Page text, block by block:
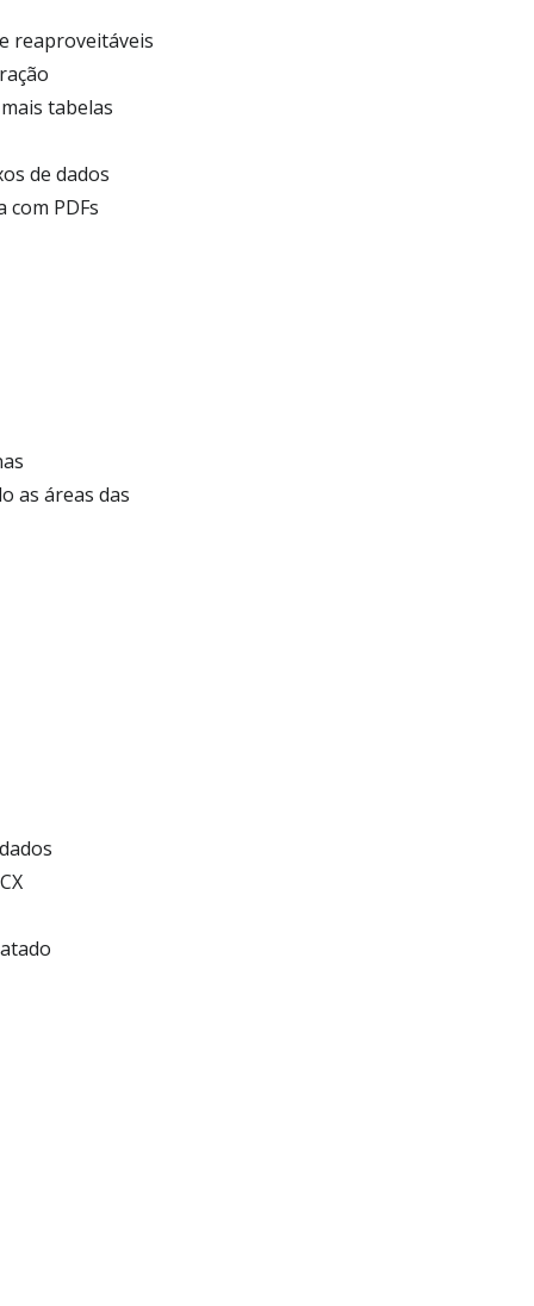
reaproveitáveis
tabelas
de dados
PDFs
as áreas das